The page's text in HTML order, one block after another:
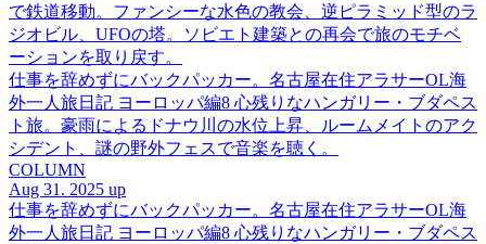
で鉄道移動。ファンシーな水色の教会、逆ピラミッド型のラ
ジオビル、UFOの塔。ソビエト建築との再会で旅のモチベ
ーションを取り戻す。
仕事を辞めずにバックパッカー。名古屋在住アラサーOL海
外一人旅日記 ヨーロッパ編8 心残りなハンガリー・ブダペス
ト旅。豪雨によるドナウ川の水位上昇、ルームメイトのアク
シデント、謎の野外フェスで音楽を聴く。
COLUMN
Aug 31. 2025 up
仕事を辞めずにバックパッカー。名古屋在住アラサーOL海
外一人旅日記 ヨーロッパ編8 心残りなハンガリー・ブダペス